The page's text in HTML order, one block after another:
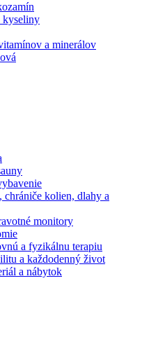
kyseliny
a minerálov
chrániče kolien, dlahy a
monitory
a fyzikálnu terapiu
a každodenný život
a nábytok